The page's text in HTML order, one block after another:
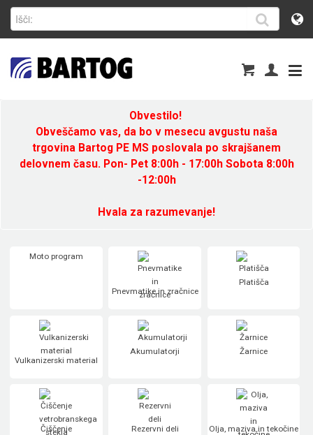
Obvestilo!
Obveščamo vas, da bo v mesecu avgustu naša
trgovina Bartog PE MS poslovala po skrajšanem
delovnem času. Pon- Pet 8:00h - 17:00h Sobota 8:00h
-12:00h
Hvala za razumevanje!
Moto program
Pnevmatike in zračnice
Platišča
Vulkanizerski material
Akumulatorji Žarnice
Čiščenje
Rezervni deli Olja, maziva in tekočine